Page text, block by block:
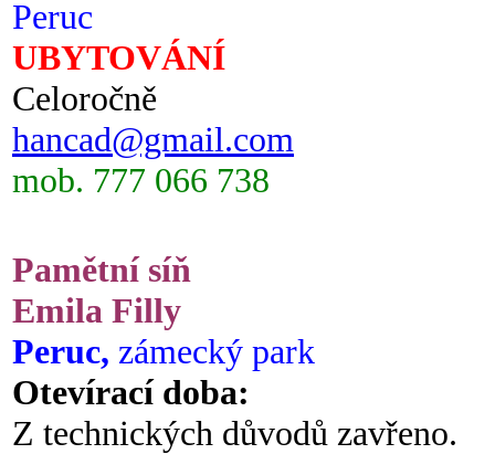
Peruc
UBYTOVÁNÍ
Celoročně
hancad@gmail.com
mob. 777 066 738
Pamětní síň
Emila Filly
Peruc, zámecký park
Otevírací doba:
Z technických důvodů zavřeno.